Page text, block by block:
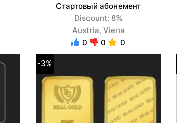
Стартовый абонемент
Discount: 8%
Austria, Viena
0
0 0
-3%